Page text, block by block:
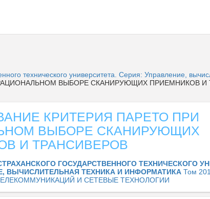
технического университета. Серия: Управление,
ВЫБОРЕ СКАНИРУЮЩИХ ПРИЕМНИКОВ И
КРИТЕРИЯ ПАРЕТО ПРИ
ВЫБОРЕ СКАНИРУЮЩИХ
И ТРАНСИВЕРОВ
ГОСУДАРСТВЕННОГО ТЕХНИЧЕСКОГО
ВЫЧИСЛИТЕЛЬНАЯ ТЕХНИКА И ИНФОРМАТИКА Том
И СЕТЕВЫЕ ТЕХНОЛОГИИ